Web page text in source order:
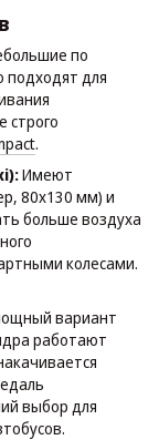
по
подходят для
строго
.
Имеют
80x130 мм) и
больше воздуха
колесами.
вариант
работают
выбор для